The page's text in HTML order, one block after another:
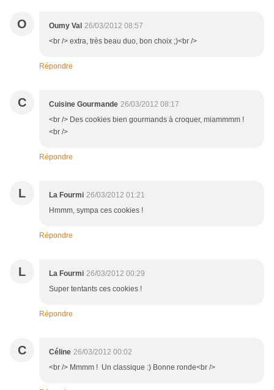
O Oumy Val 26/03/2012 08:57
<br /> extra, très beau duo, bon choix ;)<br />
Répondre
C Cuisine Gourmande 26/03/2012 08:17
<br /> Des cookies bien gourmands à croquer, miammmm !
<br />
Répondre
L La Fourmi 26/03/2012 01:21
Hmmm, sympa ces cookies !
Répondre
L La Fourmi 26/03/2012 00:29
Super tentants ces cookies !
Répondre
C Céline 26/03/2012 00:02
<br /> Mmmm ! Un classique :) Bonne ronde<br />